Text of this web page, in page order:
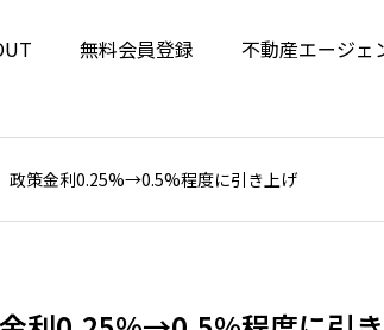
無料会員登録 不動産エージェ
策金利0.25%→0.5%程度に引き上げ